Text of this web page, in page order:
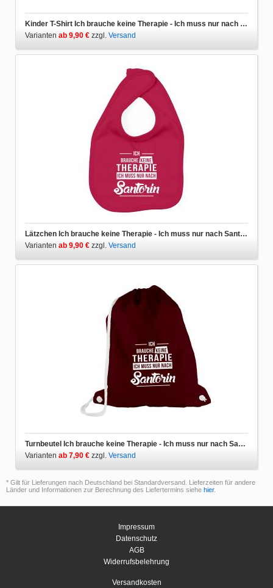
Kinder T-Shirt Ich brauche keine Therapie - Ich muss nur nach Santorin
Varianten ab 9,90 € zzgl. Versand
Lätzchen Ich brauche keine Therapie - Ich muss nur nach Santorin
Varianten ab 9,90 € zzgl. Versand
Turnbeutel Ich brauche keine Therapie - Ich muss nur nach Santorin
Varianten ab 7,90 € zzgl. Versand
* Gilt für Lieferungen nach Deutschland bei Standardversand. Lieferzeiten für andere
Länder und Informationen zur Berechnung des Liefertermins siehe hier.
Impressum
Datenschutz
AGB
Widerrufsbelehrung
Versandkosten